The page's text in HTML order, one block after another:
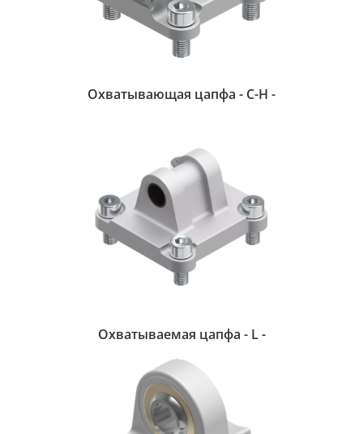
Охватывающая цапфа - С-H -
Охватываемая цапфа - L -